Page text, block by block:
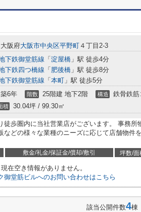
大阪府大阪市中央区平野町 ４丁目2-3
下鉄御堂筋線 「 淀屋橋 」駅 徒歩4分
下鉄四つ橋線 「 肥後橋 」駅 徒歩8分
下鉄御堂筋線 「 本町 」駅 徒歩5分
築6年 階数 25階建 地下2階 構造 鉄骨鉄筋
積 30.04坪 / 99.30㎡
徒歩圏内に当社営業店がございます。 事務所
などの様々な業種のニーズに応じて店舗物件
敷金/礼金/保証金/償却/敷引 坪数/面
現在空き情報がありません。
御堂筋ビルへのお問い合わせはこちら
該当公開件数4棟